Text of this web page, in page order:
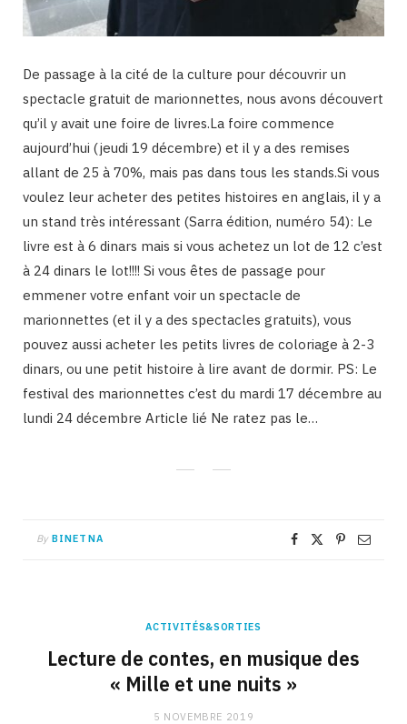
De passage à la cité de la culture pour découvrir un
spectacle gratuit de marionnettes, nous avons découvert
qu’il y avait une foire de livres.La foire commence
aujourd’hui (jeudi 19 décembre) et il y a des remises
allant de 25 à 70%, mais pas dans tous les stands.Si vous
voulez leur acheter des petites histoires en anglais, il y a
un stand très intéressant (Sarra édition, numéro 54): Le
livre est à 6 dinars mais si vous achetez un lot de 12 c’est
à 24 dinars le lot!!!! Si vous êtes de passage pour
emmener votre enfant voir un spectacle de
marionnettes (et il y a des spectacles gratuits), vous
pouvez aussi acheter les petits livres de coloriage à 2-3
dinars, ou une petit histoire à lire avant de dormir. PS: Le
festival des marionnettes c’est du mardi 17 décembre au
lundi 24 décembre Article lié Ne ratez pas le…
By BINETNA
ACTIVITÉS&SORTIES
Lecture de contes, en musique des
« Mille et une nuits »
5 NOVEMBRE 2019